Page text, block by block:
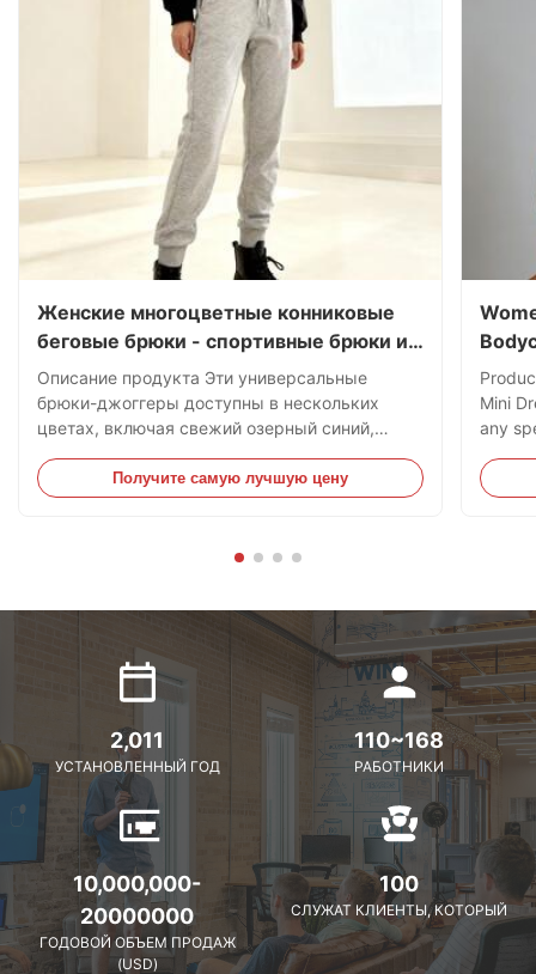
Женские многоцветные конниковые
беговые брюки - спортивные брюки из
хлопка
Описание продукта Эти универсальные
брюки-джоггеры доступны в нескольких
цветах, включая свежий озерный синий,
и теплый коричневый. Изготовленные из
мягкой, дышащей смесовой хлопковой ткани,
регулируемым шнурком, боковые ка...
Получите самую лучшую цену
Mini
any
2,011
УСТАНОВЛЕННЫЙ ГОД
110~168
РАБОТНИКИ
10,000,000-
20000000
ГОДОВОЙ ОБЪЕМ ПРОДАЖ
(USD)
100
СЛУЖАТ КЛИЕНТЫ, КОТОРЫЙ